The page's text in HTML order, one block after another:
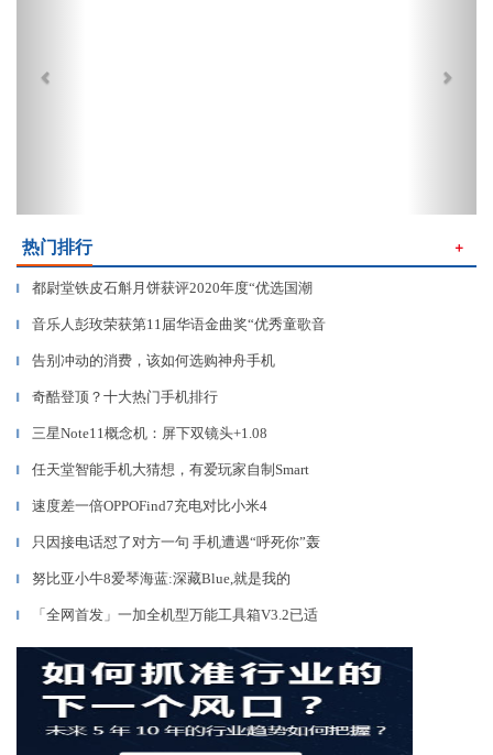
热门排行 ＋
▎ 都尉堂铁皮石斛月饼获评2020年度“优选国潮
▎ 音乐人彭玫荣获第11届华语金曲奖“优秀童歌音
▎ 告别冲动的消费，该如何选购神舟手机
▎ 奇酷登顶？十大热门手机排行
▎ 三星Note11概念机：屏下双镜头+1.08
▎ 任天堂智能手机大猜想，有爱玩家自制Smart
▎ 速度差一倍OPPOFind7充电对比小米4
▎ 只因接电话怼了对方一句 手机遭遇“呼死你”轰
▎ 努比亚小牛8爱琴海蓝:深藏Blue,就是我的
▎ 「全网首发」一加全机型万能工具箱V3.2已适